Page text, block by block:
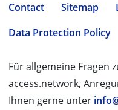
Contact Sitemap
Data Protection Policy
Für allgemeine Fragen
access.network,
Ihnen gerne unter